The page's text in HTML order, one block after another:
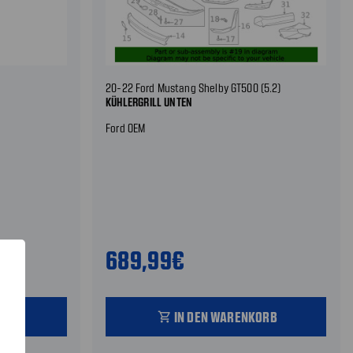
20-22 Ford Mustang Shelby GT500 (5.2)
KÜHLERGRILL UNTEN
Ford OEM
689,99€
shopping_cart IN DEN WARENKORB